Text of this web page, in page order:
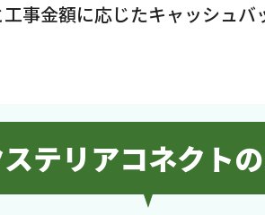
事金額に応じたキャッシュバ
テリアコネクト